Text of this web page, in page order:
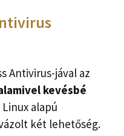
Antivirus-jával az
kevésbé
Linux alapú
két lehetőség.